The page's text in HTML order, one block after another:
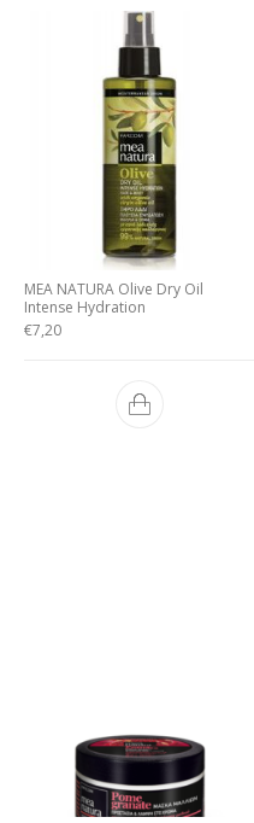
MEA NATURA Olive Dry Oil
Intense Hydration
€7,20